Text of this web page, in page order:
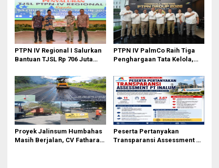
Ahmad
PTPN IV Regional I Salurkan
Bantuan TJSL Rp 706 Juta
Berkelanjutan
PTPN IV PalmCo Raih Tiga
Penghargaan Tata Kelola,
dan Efisiensi
Proyek Jalinsum Humbahas
Masih Berjalan, CV Fathara
Peserta Pertanyakan
Transparansi Assessment PT